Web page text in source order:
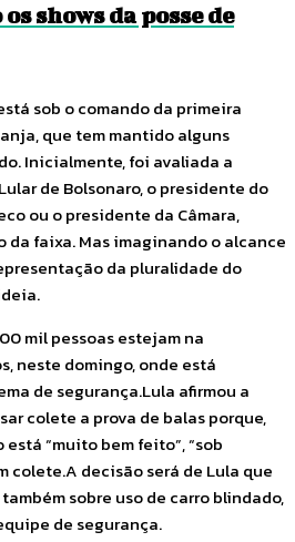
shows da posse de
sob o comando da primeira
que tem mantido alguns
Inicialmente, foi avaliada a
de Bolsonaro, o presidente do
ou o presidente da Câmara,
da faixa. Mas imaginando o alcance
da pluralidade do
mil pessoas estejam na
neste domingo, onde está
de segurança.Lula afirmou a
colete a prova de balas porque,
“muito bem feito”, “sob
colete.A decisão será de Lula que
sobre uso de carro blindado,
de segurança.